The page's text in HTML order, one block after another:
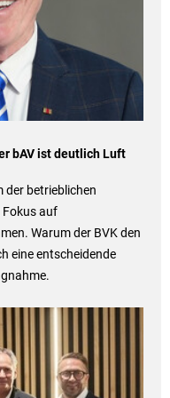
bAV ist deutlich Luft
der betrieblichen
auf
Warum der BVK den
eine entscheidende